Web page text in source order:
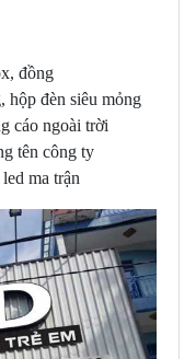
đồng
hộp đèn siêu mỏng
cáo ngoài trời
tên công ty
ma trận